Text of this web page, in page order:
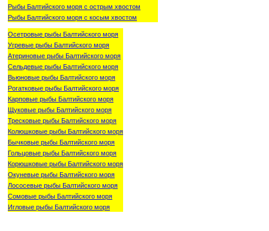
Рыбы Балтийского моря с острым хвостом
Рыбы Балтийского моря с косым хвостом
Осетровые рыбы Балтийского моря
Угревые рыбы Балтийского моря
Атериновые рыбы Балтийского моря
Сельдевые рыбы Балтийского моря
Вьюновые рыбы Балтийского моря
Рогатковые рыбы Балтийского моря
Карповые рыбы Балтийского моря
Щуковые рыбы Балтийского моря
Тресковые рыбы Балтийского моря
Колюшковые рыбы Балтийского моря
Бычковые рыбы Балтийского моря
Гольцовые рыбы Балтийского моря
Корюшковые рыбы Балтийского моря
Окуневые рыбы Балтийского моря
Лососевые рыбы Балтийского моря
Сомовые рыбы Балтийского моря
Игловые рыбы Балтийского моря